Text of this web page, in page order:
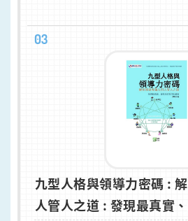
03
九型人格與領導力密碼 :
人管人之道 : 發現最真實